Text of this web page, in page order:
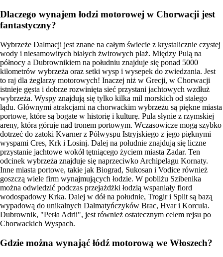
Dlaczego wynajem łodzi motorowej w Chorwacji jest
fantastyczny?
Wybrzeże Dalmacji jest znane na całym świecie z krystalicznie czystej
wody i niesamowitych białych żwirowych plaż. Między Pulą na
północy a Dubrownikiem na południu znajduje się ponad 5000
kilometrów wybrzeża oraz setki wysp i wysepek do zwiedzania. Jest
to raj dla żeglarzy motorowych! Inaczej niż w Grecji, w Chorwacji
istnieje gęsta i dobrze rozwinięta sieć przystani jachtowych wzdłuż
wybrzeża. Wyspy znajdują się tylko kilka mil morskich od stałego
lądu. Głównymi atrakcjami na chorwackim wybrzeżu są piękne miasta
portowe, które są bogate w historię i kulturę. Pula słynie z rzymskiej
areny, która góruje nad tronem portowym. Wczasowicze mogą szybko
dotrzeć do zatoki Kvarner z Półwyspu Istryjskiego z jego pięknymi
wyspami Cres, Krk i Losinj. Dalej na południe znajdują się liczne
przystanie jachtowe wokół tętniącego życiem miasta Zadar. Ten
odcinek wybrzeża znajduje się naprzeciwko Archipelagu Kornaty.
Inne miasta portowe, takie jak Biograd, Sukosan i Vodice również
goszczą wiele firm wynajmujących łodzie. W pobliżu Szibenika
można odwiedzić podczas przejażdżki łodzią wspaniały fiord
wodospadowy Krka. Dalej w dół na południe, Trogir i Split są bazą
wypadową do unikalnych Dalmatyńczyków Brac, Hvar i Korcula.
Dubrownik, "Perła Adrii", jest również ostatecznym celem rejsu po
Chorwackich Wyspach.
Gdzie można wynająć łódź motorową we Włoszech?